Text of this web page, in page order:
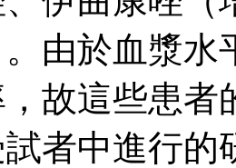
。由於血漿
故這些患者
者中進行的